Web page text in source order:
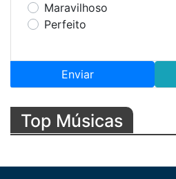
Maravilhoso
Perfeito
Enviar
Top Músicas